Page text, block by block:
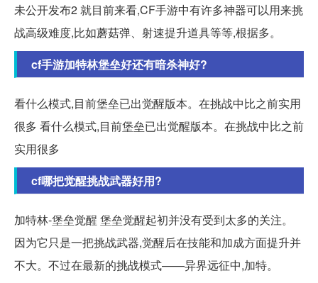
未公开发布2 就目前来看,CF手游中有许多神器可以用来挑
战高级难度,比如蘑菇弹、射速提升道具等等,根据多。
cf手游加特林堡垒好还有暗杀神好?
看什么模式,目前堡垒已出觉醒版本。在挑战中比之前实用
很多 看什么模式,目前堡垒已出觉醒版本。在挑战中比之前
实用很多
cf哪把觉醒挑战武器好用?
加特林-堡垒觉醒 堡垒觉醒起初并没有受到太多的关注。
因为它只是一把挑战武器,觉醒后在技能和加成方面提升并
不大。不过在最新的挑战模式——异界远征中,加特。